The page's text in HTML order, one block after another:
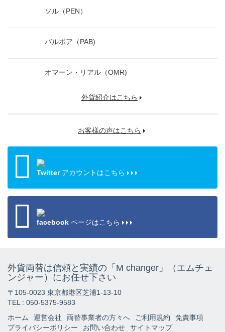
ソル（PEN）
バルボア（PAB)
オマーン・リアル（OMR)
外貨紹介はこちら
お客様の声はこちら
Twitterアカウントはこちら
facebook ページはこちら
外貨両替は信頼と実績の「M changer」（エムチェ
ンジャー）にお任せ下さい
〒105-0023 東京都港区芝浦1-13-10
TEL : 050-5375-9583
ホーム
運営会社 両替事業者の方々へ ご利用規約
免責事項
プライバシーポリシー
お問い合わせ サイトマップ